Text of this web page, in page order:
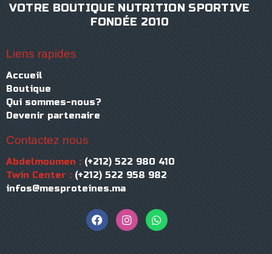
VOTRE BOUTIQUE NUTRITION SPORTIVE
FONDÉE 2010
Liens rapides
Accueil
Boutique
Qui sommes-nous?
Devenir partenaire
Contactez nous
Abdelmoumen : (+212) 522 980 410
Twin Center : (+212) 522 958 982
infos@mesproteines.ma